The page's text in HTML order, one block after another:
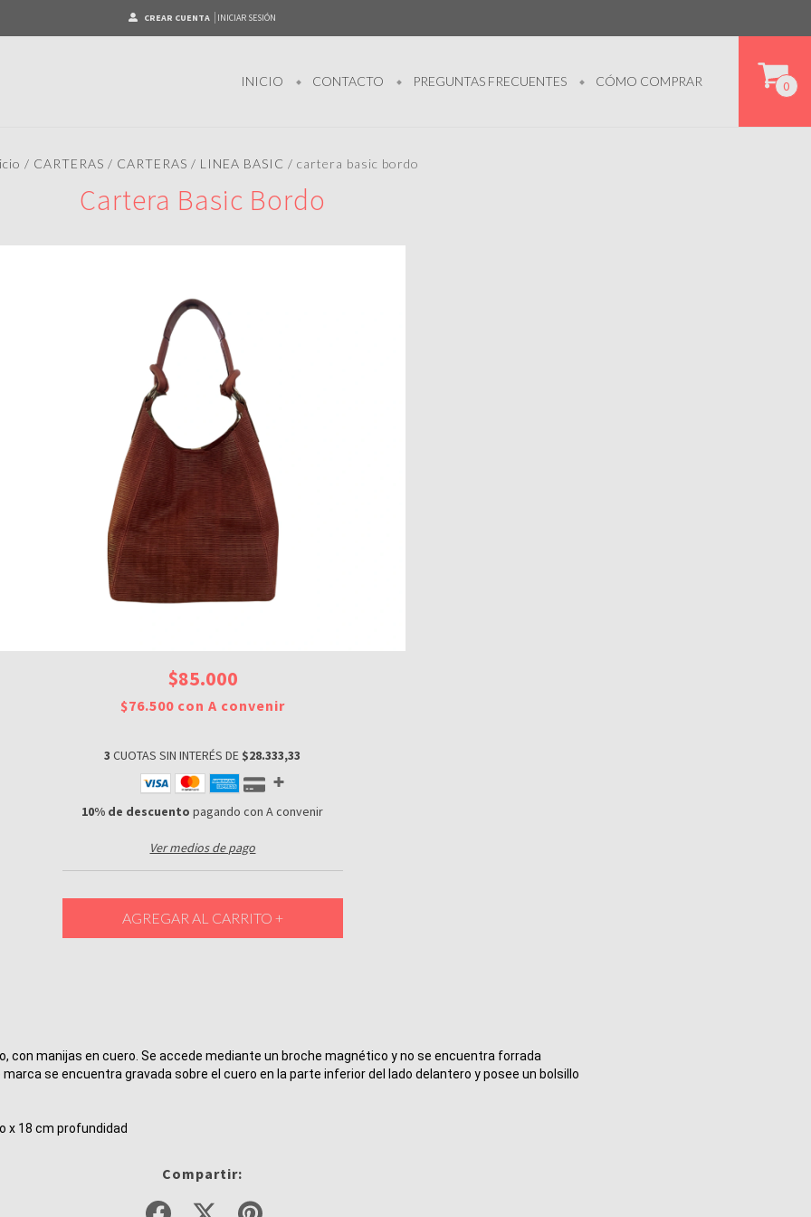
CREAR CUENTA INICIAR SESIÓN
INICIO CONTACTO PREGUNTAS FRECUENTES CÓMO COMPRAR 0
/ CARTERAS / CARTERAS / LINEA BASIC / cartera basic bordo
Cartera Basic Bordo
$85.000
$76.500 con A convenir
3 CUOTAS SIN INTERÉS DE $28.333,33
10% de descuento pagando con A convenir
Ver medios de pago
con manijas en cuero. Se accede mediante un broche magnético y no se encuentra forrada
se encuentra gravada sobre el cuero en la parte inferior del lado delantero y posee un bolsillo
x 18 cm profundidad
Compartir: